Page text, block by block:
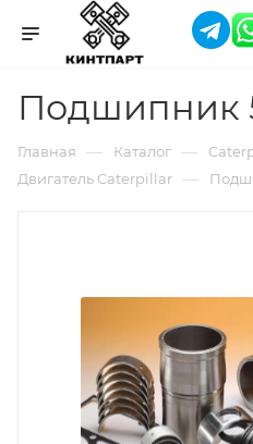
Подшипник
Главная — Каталог —
Двигатель Caterpillar —